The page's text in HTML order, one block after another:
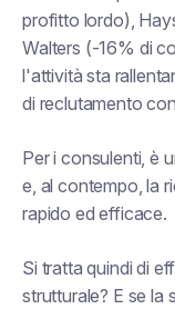
profitto lordo),
Walters (-16% di
l'attività sta
di reclutamento
Per i consulenti, è
e, al contempo, la
rapido ed efficace.
Si tratta quindi di
strutturale? E se la